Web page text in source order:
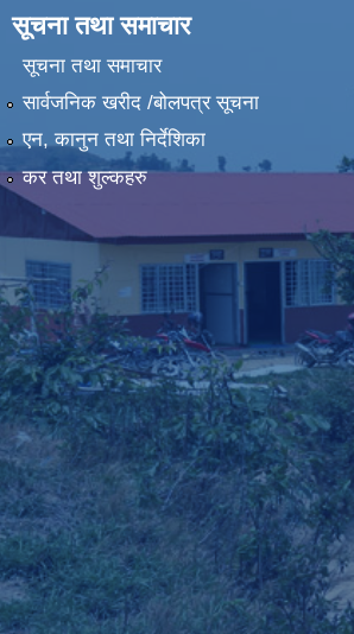
सूचना तथा समाचार
सूचना तथा समाचार
सार्वजनिक खरीद /बोलपत्र सूचना
एन, कानुन तथा निर्देशिका
कर तथा शुल्कहरु